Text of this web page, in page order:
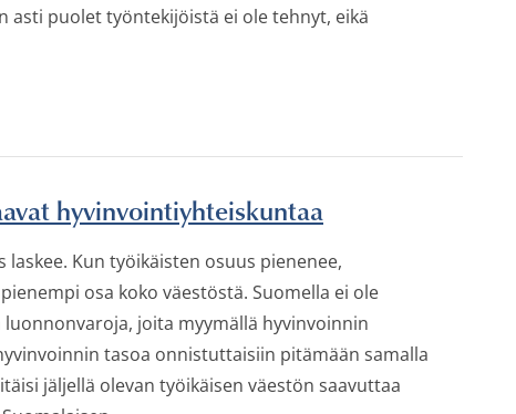
puolet työntekijöistä ei ole tehnyt, eikä
hyvinvointiyhteiskuntaa
Kun työikäisten osuus pienenee,
osa koko väestöstä. Suomella ei ole
joita myymällä hyvinvoinnin
tasoa onnistuttaisiin pitämään samalla
jäljellä olevan työikäisen väestön saavuttaa